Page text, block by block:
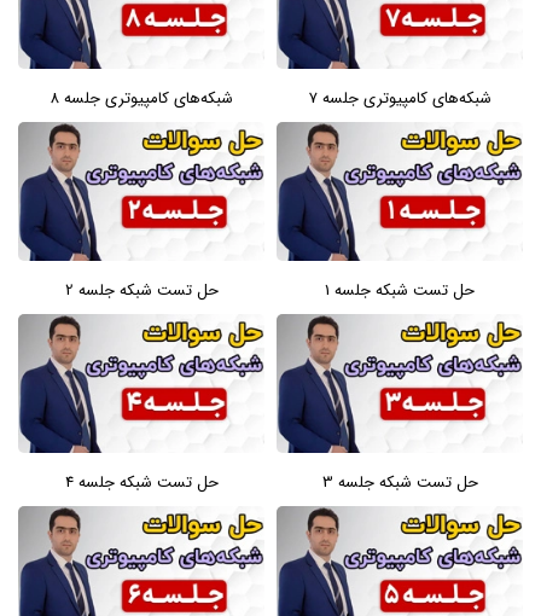
شبکه‌های کامپیوتری جلسه 7 شبکه‌های کامپیوتری جلسه 8
حل تست شبکه جلسه 1 حل تست شبکه جلسه 2
حل تست شبکه جلسه 3 حل تست شبکه جلسه 4